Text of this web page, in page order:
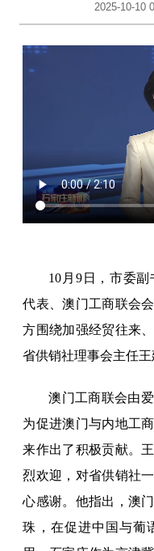
2025-10-10
10月9日，市委
代表、澳门工商联会
方围绕加强经贸往来
省供销社理事会主任王
澳门工商联会由
为促进澳门与内地工
来作出了积极贡献。
烈欢迎，对省供销社
心感谢。他指出，澳
珠，在促进中国与葡